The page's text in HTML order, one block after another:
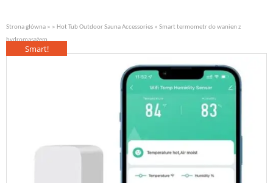
Strona główna » » Hot Tub Outdoor Sauna Accessories » Smart termometr do wanien z
hydromasażem
Smart!